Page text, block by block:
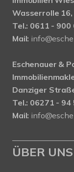
Wasserrolle
Tel.: 0611 - 900
Mail:
Eschenauer &
Danziger
Tel.: 06271 - 94
Mail:
ÜBER UNS